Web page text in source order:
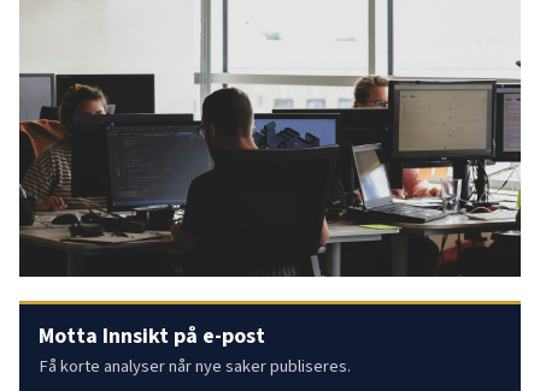
Motta Innsikt på e-post
Få korte analyser når nye saker publiseres.